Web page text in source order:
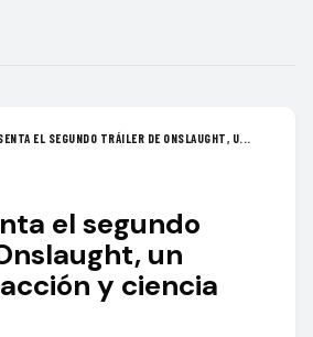
EL SEGUNDO TRÁILER DE ONSLAUGHT, U...
el segundo
un
y ciencia